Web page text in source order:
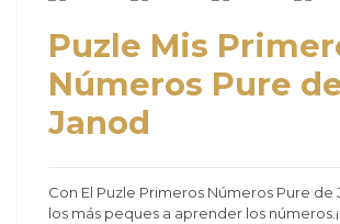
Puzle Mis
Números Pure
Janod
Con El Puzle Primeros Números Pure de
los más peques a aprender los